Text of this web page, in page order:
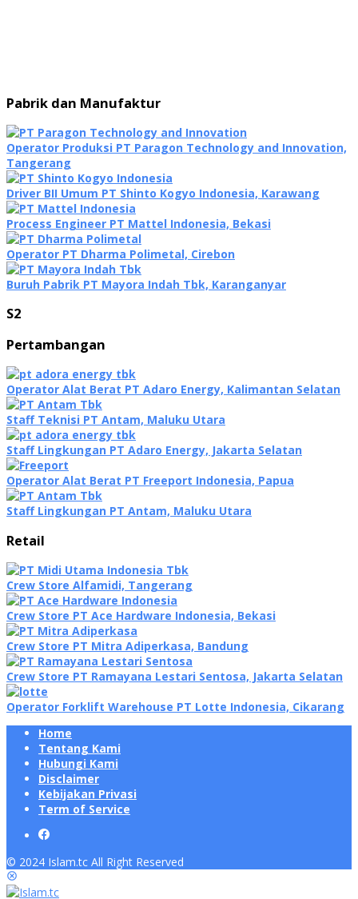
Pabrik dan Manufaktur
Operator Produksi PT Paragon Technology and Innovation,
Tangerang
Driver BII Umum PT Shinto Kogyo Indonesia, Karawang
Process Engineer PT Mattel Indonesia, Bekasi
Operator PT Dharma Polimetal, Cirebon
Buruh Pabrik PT Mayora Indah Tbk, Karanganyar
S2
Pertambangan
Operator Alat Berat PT Adaro Energy, Kalimantan Selatan
Staff Teknisi PT Antam, Maluku Utara
Staff Lingkungan PT Adaro Energy, Jakarta Selatan
Operator Alat Berat PT Freeport Indonesia, Papua
Staff Lingkungan PT Antam, Maluku Utara
Retail
Crew Store Alfamidi, Tangerang
Crew Store PT Ace Hardware Indonesia, Bekasi
Crew Store PT Mitra Adiperkasa, Bandung
Crew Store PT Ramayana Lestari Sentosa, Jakarta Selatan
Operator Forklift Warehouse PT Lotte Indonesia, Cikarang
Home
Tentang Kami
Hubungi Kami
Disclaimer
Kebijakan Privasi
Term of Service
© 2024 Islam.tc All Right Reserved